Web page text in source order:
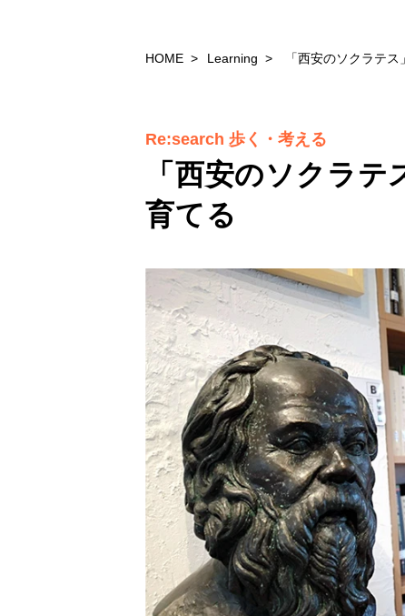
HOME Learning 「西安のソクラテ
「西安のソクラ
育てる
Re:search 歩く・考える